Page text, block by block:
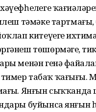
тәмәке тартмағыҙ,
китеүегеҙ
төшөрмәгеҙ, тик
менән генә
табаҡ ҡағығыҙ.
Янғын
буйынса янғын